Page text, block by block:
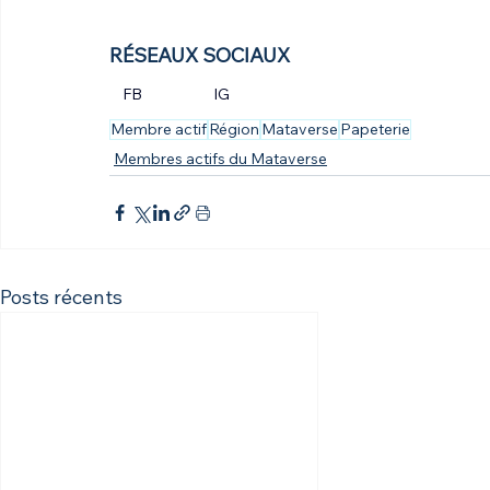
RÉSEAUX SOCIAUX
FB
IG
Membre actifRégion Mataverse Papeterie
Membres actifs du Mataverse
Posts récents